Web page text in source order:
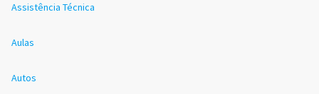
Assistência Técnica
Aulas
Autos